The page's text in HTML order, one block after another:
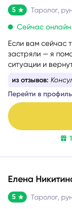
5
Сейчас онлайн
Если вам сейчас
застряли — я
ситуации и
осуждённой. Я
сложные эмоции,
решение,
из отзывов:
Перейти в профиль
Елена
5